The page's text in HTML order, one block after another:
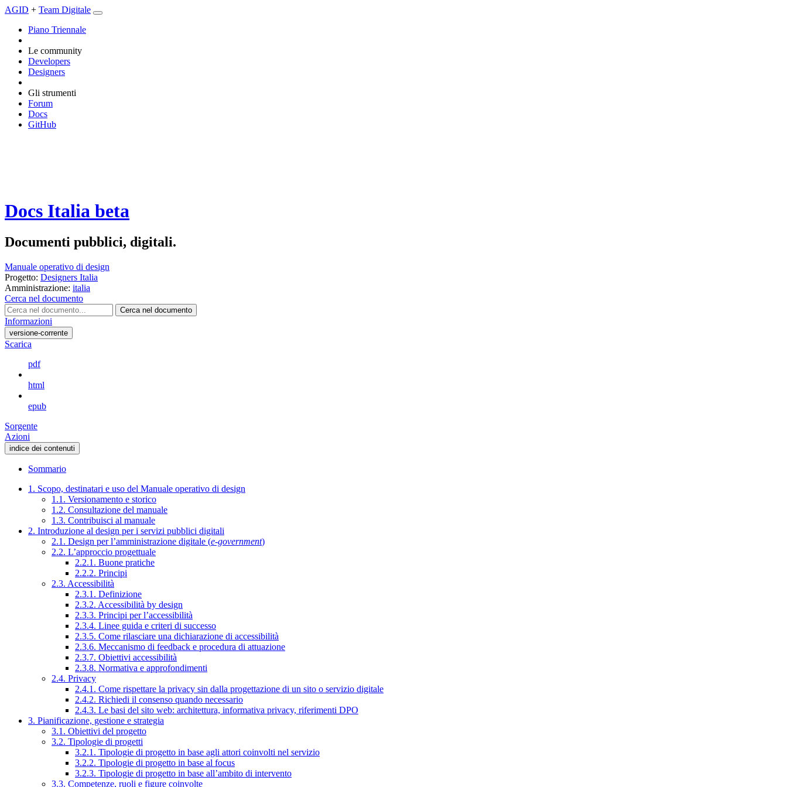
AGID + Team Digitale
Piano Triennale
Le community
Developers
Designers
Gli strumenti
Forum
Docs
GitHub
Docs Italia beta
Documenti pubblici, digitali.
Manuale operativo di design
Progetto: Designers Italia
Amministrazione: italia
Cerca nel documento
Cerca nel documento
Informazioni
versione-corrente
Scarica
pdf
html
epub
Sorgente
Azioni
indice dei contenuti
Sommario
1. Scopo, destinatari e uso del Manuale operativo di design
1.1. Versionamento e storico
1.2. Consultazione del manuale
1.3. Contribuisci al manuale
2. Introduzione al design per i servizi pubblici digitali
2.1. Design per l’amministrazione digitale (e-government)
2.2. L’approccio progettuale
2.2.1. Buone pratiche
2.2.2. Principi
2.3. Accessibilità
2.3.1. Definizione
2.3.2. Accessibilità by design
2.3.3. Principi per l’accessibilità
2.3.4. Linee guida e criteri di successo
2.3.5. Come rilasciare una dichiarazione di accessibilità
2.3.6. Meccanismo di feedback e procedura di attuazione
2.3.7. Obiettivi accessibilità
2.3.8. Normativa e approfondimenti
2.4. Privacy
2.4.1. Come rispettare la privacy sin dalla progettazione di un sito o servizio digitale
2.4.2. Richiedi il consenso quando necessario
2.4.3. Le basi del sito web: architettura, informativa privacy, riferimenti DPO
3. Pianificazione, gestione e strategia
3.1. Obiettivi del progetto
3.2. Tipologie di progetti
3.2.1. Tipologie di progetto in base agli attori coinvolti nel servizio
3.2.2. Tipologie di progetto in base al focus
3.2.3. Tipologie di progetto in base all’ambito di intervento
3.3. Competenze, ruoli e figure coinvolte